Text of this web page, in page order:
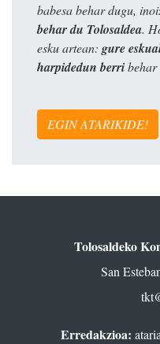
babesa behar dugu,
behar du Tolosaldea.
esku artean: gure
harpidedun berribehar
EGIN ATARIKIDE!
Tolosaldeko
San
Erredakzioa: